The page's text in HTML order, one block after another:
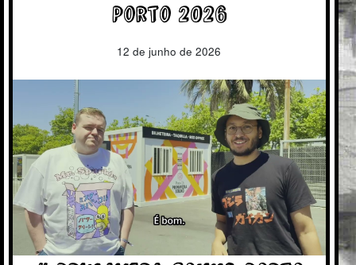
Porto 2026
12 de junho de 2026